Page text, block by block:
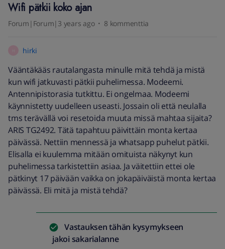
Wifi pätkii koko ajan
Forum|Forum|3 years ago 8 kommenttia
hirki
Vääntäkääs rautalangasta minulle mitä tehdä ja mistä
kun wifi jatkuvasti pätkii puhelimessa. Modeemi.
Antennipistorasia tutkittu. Ei ongelmaa. Modeemi
käynnistetty uudelleen useasti. Jossain oli että neulalla
tms terävällä voi resetoida muuta missä mahtaa sijaita?
ARIS TG2492. Tätä tapahtuu päivittäin monta kertaa
päivässä. Nettiin mennessä ja whatsapp puhelut pätkii.
Elisalla ei kuulemma mitään omituista näkynyt kun
puhelimessa tarkistettiin asiaa. Ja väitettiin ettei ole
pätkinyt 17 päivään vaikka on jokapäiväistä monta kertaa
päivässä. Eli mitä ja mistä tehdä?
Vastauksen tähän kysymykseen
jakoi sakarialanne